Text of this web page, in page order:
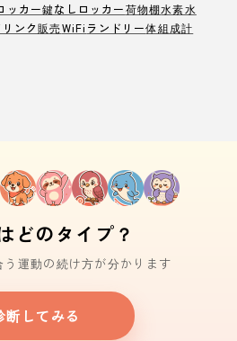
ッカー鍵なしロッカー荷物棚水素水
ンク販売WiFi ランドリー体組成計
どのタイプ？
運動の続け方が分かります
断してみる